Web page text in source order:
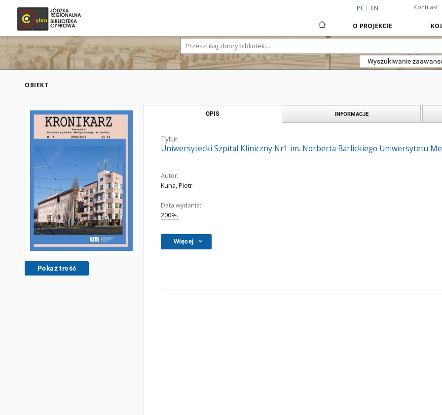
PL EN Kontrast
O PROJEKCIE
Wyszukiwanie
OBIEKT
Pokaż treść
OPIS INFORMACJE
Tytuł:
Uniwersytecki Szpital Kliniczny Nr1 im. Norberta Barlickiego Uniwersytetu
Autor:
Kuna, Piotr
Data wydania:
2009-.
Więcej